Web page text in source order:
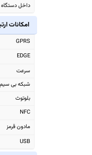
داخل دستگاه
امکانات
GPRS
EDGE
سرعت
شبکه بی سیم
بلوتوث
NFC
مادون قرمز
USB